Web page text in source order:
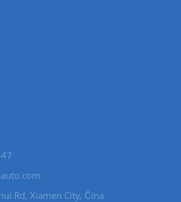
Rd, Xiamen City, Čína